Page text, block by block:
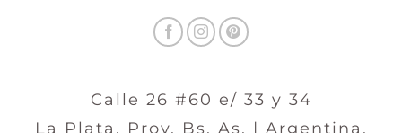
Calle 26 #60 e/ 33 y 34
La Plata, Prov. Bs. As. | Argentina.